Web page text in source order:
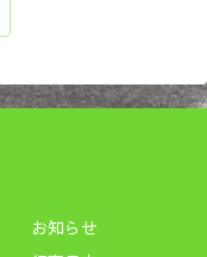
お知らせ